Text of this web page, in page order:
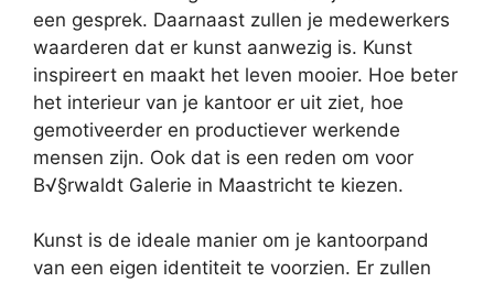
een gesprek. Daarnaast zullen je medewerkers
waarderen dat er kunst aanwezig is. Kunst
inspireert en maakt het leven mooier. Hoe beter
het interieur van je kantoor er uit ziet, hoe
gemotiveerder en productiever werkende
mensen zijn. Ook dat is een reden om voor
B√§rwaldt Galerie in Maastricht te kiezen.
Kunst is de ideale manier om je kantoorpand
van een eigen identiteit te voorzien. Er zullen